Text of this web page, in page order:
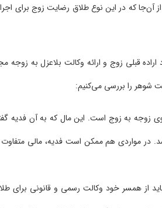
که در این نوع طلاق رضایت زوج برای
قبلی زوج و ارائه وکالت بلاعزل به زوجه
شوهر را بررسی می‌کنیم:
زوجه به زوج است. این مال که به آن فدیه
در مواردی هم ممکن است فدیه، مالی متفاوت
از همسر خود وکالت رسمی و قانونی برای